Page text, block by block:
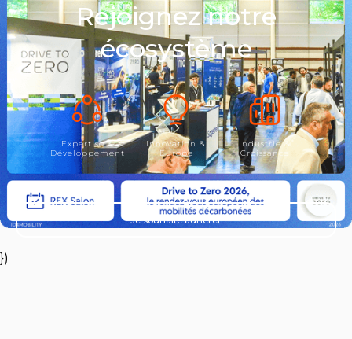
Rejoignez notre
écosystème
Expertise &
Développement
Innovation &
Europe
Industrie &
Croissance
Je souhaite adhérer
})